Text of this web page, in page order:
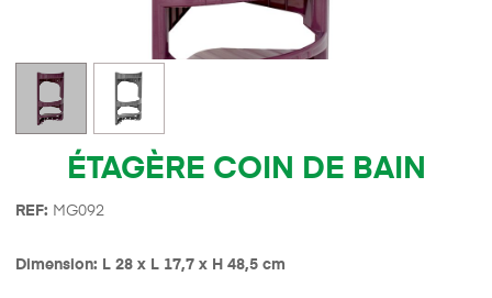
ÉTAGÈRE COIN DE BAIN
REF: MG092
Dimension: L 28 x L 17,7 x H 48,5 cm